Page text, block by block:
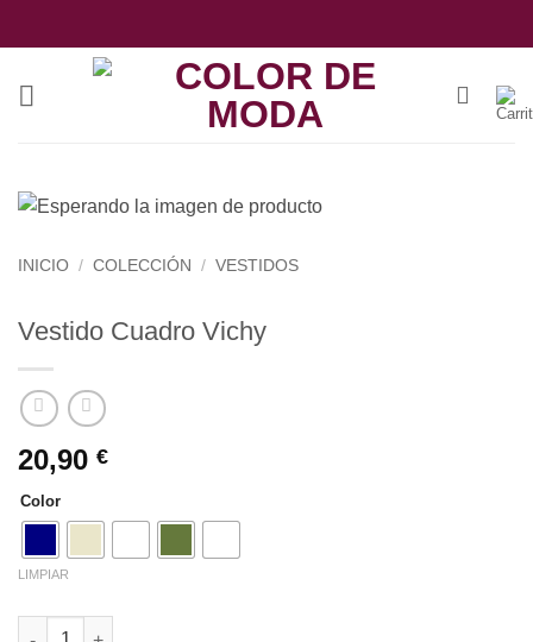
al
INICIO / COLECCIÓN / VESTIDOS
Vestido Cuadro Vichy
20,90 €
Color
LIMPIAR
Vestido Cuadro Vichy cantidad